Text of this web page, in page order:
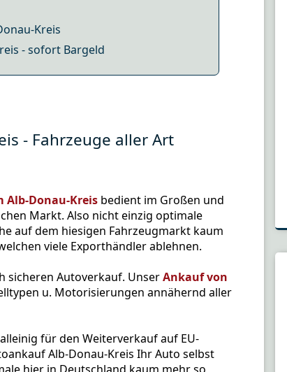
Kreis
- sofort Bargeld
- Fahrzeuge aller Art
Donau-Kreis bedient im Großen und
Markt. Also nicht einzig optimale
auf dem hiesigen Fahrzeugmarkt kaum
viele Exporthändler ablehnen.
sicheren Autoverkauf. UnserAnkauf von
u. Motorisierungen annähernd aller
für den Weiterverkauf auf EU-
Alb-Donau-Kreis Ihr Auto selbst